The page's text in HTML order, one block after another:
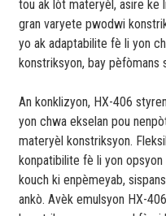
tou ak lòt materyèl, asire ke
gran varyete pwodwi
yo ak adaptabilite fè li yon
konstriksyon, bay pèfòmans
An konklizyon, HX-406
yon chwa ekselan pou
materyèl konstriksyon.
konpatibilite fè li yon
kouch ki enpèmeyab,
ankò. Avèk emulsyon HX-